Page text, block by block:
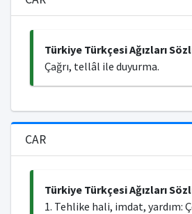
Türkiye Türkçesi Ağızları
Çağrı, tellâl ile duyurma.
CAR
Türkiye Türkçesi Ağızları
1. Tehlike hali, imdat, yardım: